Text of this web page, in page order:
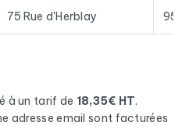
du marché.
automobile.
75 Rue d'Herblay
à un tarif de 18,35€ HT.
adresse email sont facturées